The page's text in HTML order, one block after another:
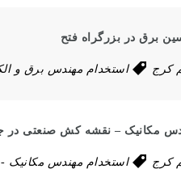
برق در بزرگراه فتح
کرج استخدام مهندس برق و
مکانیک – نقشه کش صنعتی در
کرج استخدام مهندس مکانیک